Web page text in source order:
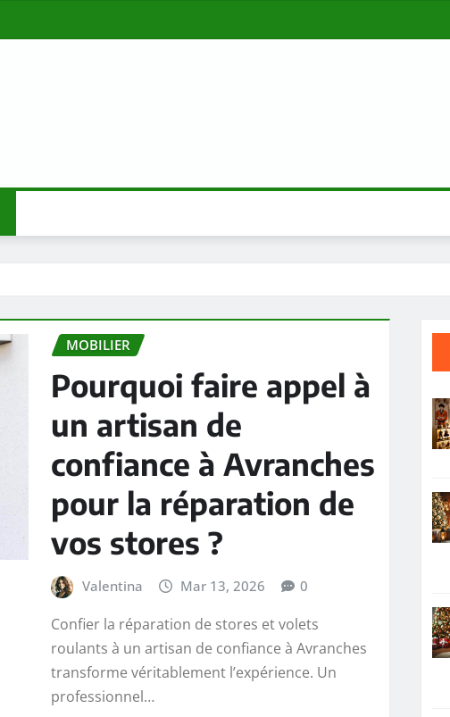
MOBILIER
Pourquoi faire appel à
un artisan de
confiance à Avranches
pour la réparation de
vos stores ?
Valentina Mar 13, 2026 0
Confier la réparation de stores et volets
roulants à un artisan de confiance à Avranches
transforme véritablement l’expérience. Un
professionnel…